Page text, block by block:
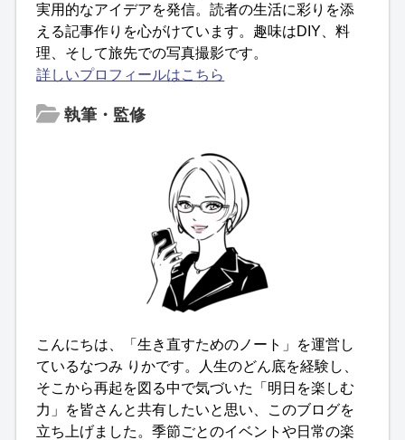
実用的なアイデアを発信。読者の生活に彩りを添
える記事作りを心がけています。趣味はDIY、料
理、そして旅先での写真撮影です。
詳しいプロフィールはこちら
執筆・監修
こんにちは、「生き直すためのノート」を運営し
ているなつみ りかです。人生のどん底を経験し、
そこから再起を図る中で気づいた「明日を楽しむ
力」を皆さんと共有したいと思い、このブログを
立ち上げました。季節ごとのイベントや日常の楽